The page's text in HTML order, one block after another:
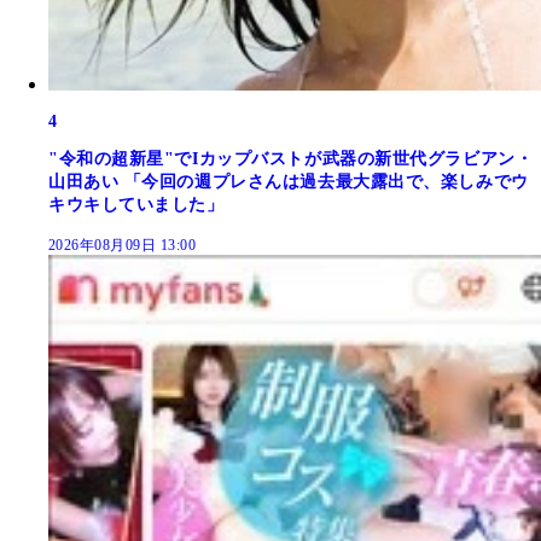
4
"令和の超新星"でIカップバストが武器の新世代グラビアン・
山田あい 「今回の週プレさんは過去最大露出で、楽しみでウ
キウキしていました」
2026年08月09日 13:00